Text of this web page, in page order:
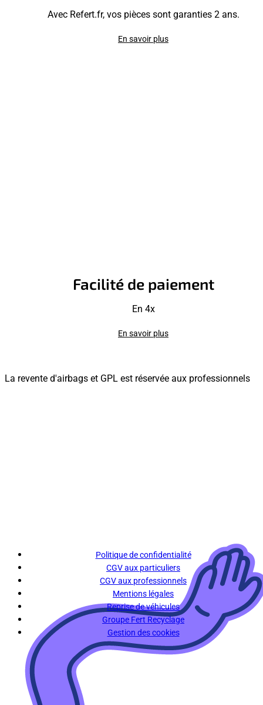
Avec Refert.fr, vos pièces sont garanties 2 ans.
En savoir plus
Facilité de paiement
En 4x
En savoir plus
La revente d'airbags et GPL est réservée aux professionnels
Politique de confidentialité
CGV aux particuliers
CGV aux professionnels
Mentions légales
Reprise de véhicules
Groupe Fert Recyclage
Gestion des cookies